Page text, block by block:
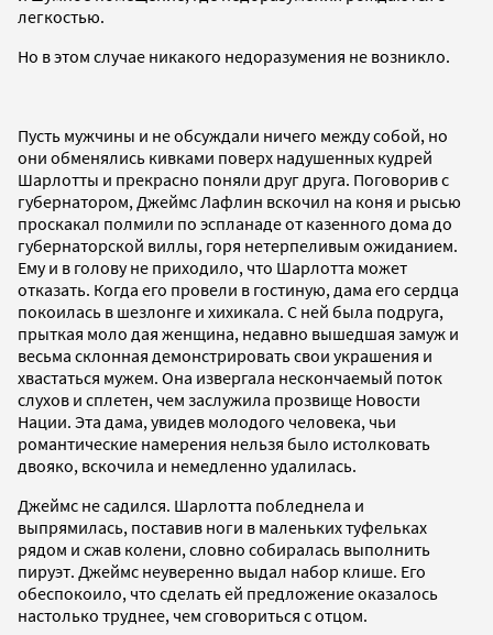
легкостью.
Но в этом случае никакого недоразумения не возникло.
Пусть мужчины и не обсуждали ничего между собой, но
они обменялись кивками поверх надушенных кудрей
Шарлотты и прекрасно поняли друг друга. Поговорив с
губернатором, Джеймс Лафлин вскочил на коня и рысью
проскакал полмили по эспланаде от казенного дома до
губернаторской виллы, горя нетерпеливым ожиданием.
Ему и в голову не приходило, что Шарлотта может
отказать. Когда его провели в гостиную, дама его сердца
покоилась в шезлонге и хихикала. С ней была подруга,
прыткая моло дая женщина, недавно вышедшая замуж и
весьма склонная демонстрировать свои украшения и
хвастаться мужем. Она извергала нескончаемый поток
слухов и сплетен, чем заслужила прозвище Новости
Нации. Эта дама, увидев молодого человека, чьи
романтические намерения нельзя было истолковать
двояко, вскочила и немедленно удалилась.
Джеймс не садился. Шарлотта побледнела и
выпрямилась, поставив ноги в маленьких туфельках
рядом и сжав колени, словно собиралась выполнить
пируэт. Джеймс неуверенно выдал набор клише. Его
обеспокоило, что сделать ей предложение оказалось
настолько труднее, чем сговориться с отцом.